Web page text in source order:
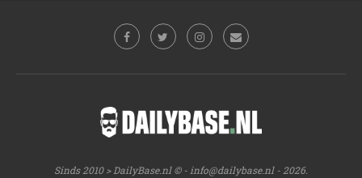
Sinds 2010 > DailyBase.nl © - info@dailybase.nl- 2026.